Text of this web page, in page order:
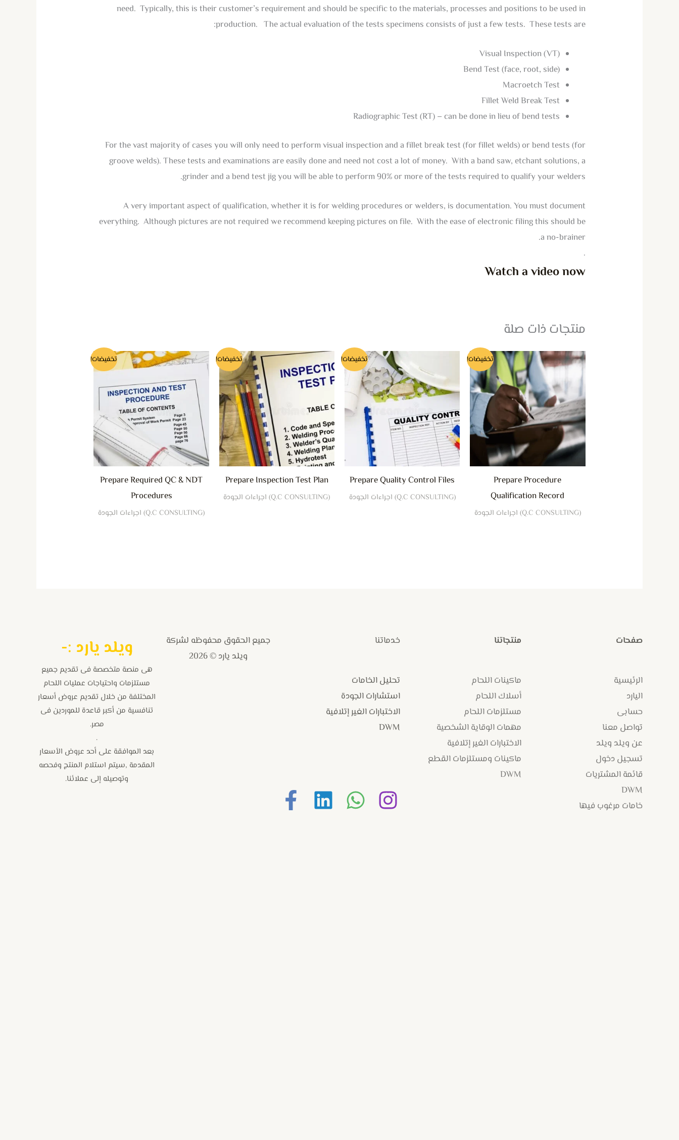
need. Typically, this is their customer’s requirement and should be specific to the materials, processes and positions to be used in
production. The actual evaluation of the tests specimens consists of just a few tests. These tests are:
Visual Inspection (VT)
Bend Test (face, root, side)
Macroetch Test
Fillet Weld Break Test
Radiographic Test (RT) – can be done in lieu of bend tests
For the vast majority of cases you will only need to perform visual inspection and a fillet break test (for fillet welds) or bend tests (for
groove welds). These tests and examinations are easily done and need not cost a lot of money. With a band saw, etchant solutions, a
grinder and a bend test jig you will be able to perform 90% or more of the tests required to qualify your welders.
A very important aspect of qualification, whether it is for welding procedures or welders, is documentation. You must document
everything. Although pictures are not required we recommend keeping pictures on file. With the ease of electronic filing this should be
a no-brainer.
.
Watch a video now
منتجات ذات صلة
تخفيضات!
Prepare Procedure
Qualification Record
(Q.C CONSULTING) اجراءات الجودة
تخفيضات!
Prepare Quality Control Files
(Q.C CONSULTING) اجراءات الجودة
تخفيضات!
Prepare Inspection Test Plan
(Q.C CONSULTING) اجراءات الجودة
تخفيضات!
Prepare Required QC & NDT
Procedures
(Q.C CONSULTING) اجراءات الجودة
صفحات
الرئيسية
اليارد
حسابى
تواصل معنا
عن ويلد ويلد
تسجيل دخول
قائمة المشتريات
DWM
خامات مرغوب فيها
منتجاتنا
ماكينات اللحام
أسلاك اللحام
مستلزمات اللحام
مهمات الوقاية الشخصية
الاختبارات الغير إتلافية
ماكينات ومستلزمات القطع
DWM
خدماتنا
تحليل الخامات
استشارات الجودة
الاختبارات الغير إتلافية
DWM
جميع الحقوق محفوظه لشركة
ويلد يارد © 2026
ويلد يارد :-
هى منصة متخصصة فى تقديم جميع
مستلزمات واحتياجات عمليات اللحام
المختلفة من خلال تقديم عروض أسعار
تنافسية من أكبر قاعدة للموردين فى
مصر.
.
بعد الموافقة على أحد عروض الأسعار
المقدمة ,سيتم استلام المنتج وفحصه
وتوصيله إلى عملائنا.